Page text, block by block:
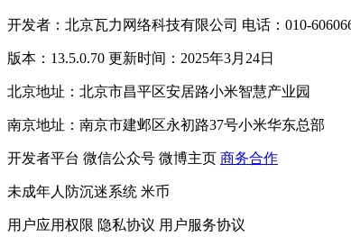
开发者：北京瓦力网络科技有限公司 电话：010-
版本：13.5.0.70 更新时间：2025年3月24日
北京地址：北京市昌平区安居路小米智慧产业园
南京地址：南京市建邺区永初路37号小米华东总部
开发者平台 微信公众号 微博主页 商务合作
未成年人防沉迷系统 米币
用户应用权限 隐私协议 用户服务协议